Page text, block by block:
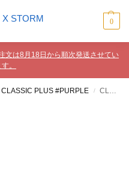
0
文は8月18日から順次発送させてい
。
CLASSIC PLUS #PURPLE / CLSS – 014